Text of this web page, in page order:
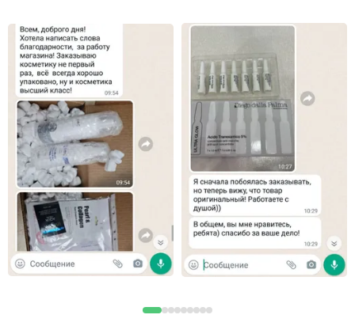
Гиалуроновая кислота, Light Diffusing Pigments